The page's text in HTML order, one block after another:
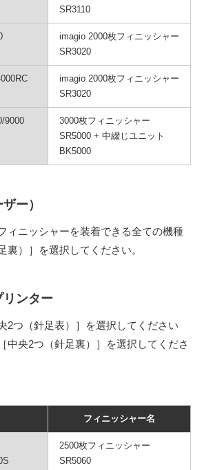
SR3110
imagio 2000枚フィニッシャー
SR3020
imagio 2000枚フィニッシャー
SR3020
9000
3000枚フィニッシャー
SR5000 + 中綴じユニット
BK5000
ー）
ィニッシャーを装着できる全ての機種
裏）］を選択してください。
リンター
2つ（針足表）］を選択してください
中央2つ（針足裏）］を選択してくださ
フィニッシャー名
2500枚フィニッシャー
SR5060